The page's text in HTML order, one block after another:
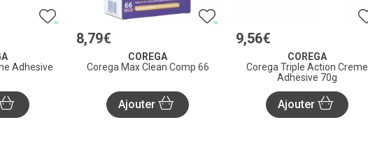
Adhesive
8,79€
COREGA
Corega Max Clean Comp 66
Ajouter
9,56€
COREGA
Corega Triple Action Creme
Adhesive 70g
Ajouter